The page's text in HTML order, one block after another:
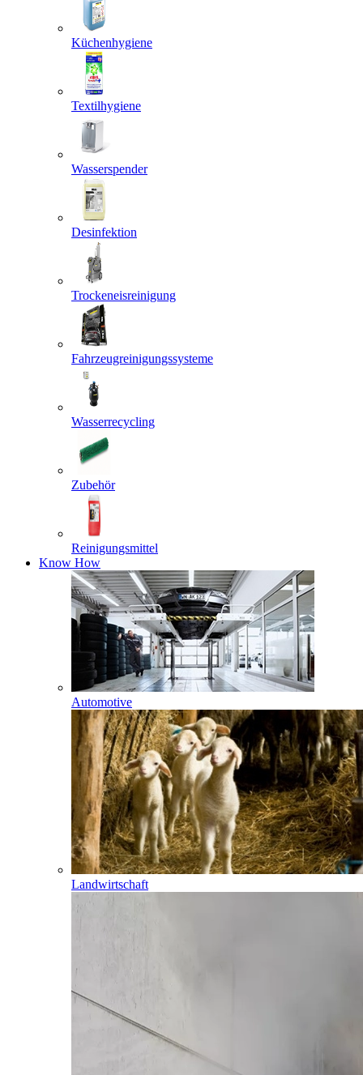
Küchenhygiene
Textilhygiene
Wasserspender
Desinfektion
Trockeneisreinigung
Fahrzeugreinigungssysteme
Wasserrecycling
Zubehör
Reinigungsmittel
Know How
Automotive
Landwirtschaft